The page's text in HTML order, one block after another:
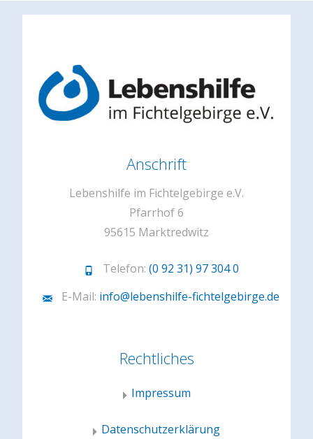
Anschrift
Lebenshilfe im Fichtelgebirge e.V.
Pfarrhof 6
95615 Marktredwitz
Telefon: (0 92 31) 97 304 0
E-Mail: info@lebenshilfe-fichtelgebirge.de
Rechtliches
Impressum
Datenschutzerklärung